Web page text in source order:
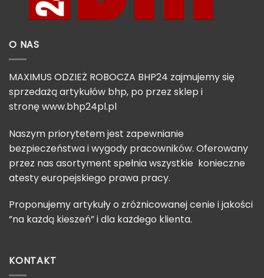
O NAS
MAXIMUS ODZIEŻ ROBOCZA BHP24 zajmujemy się
sprzedażą artykułów bhp, po przez sklep i
stronę www.bhp24pl.pl
Naszym priorytetem jest zapewnianie
bezpieczeństwa i wygody pracowników. Oferowany
przez nas asortyment spełnia wszystkie konieczne
atesty europejskiego prawa pracy.
Proponujemy artykuły o zróżnicowanej cenie i jakości
”na każdą kieszeń” i dla każdego klienta.
KONTAKT